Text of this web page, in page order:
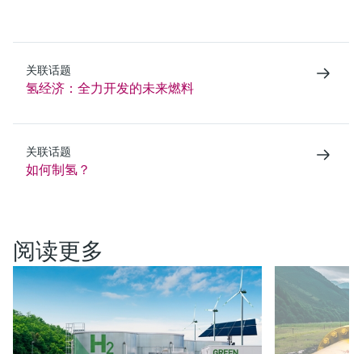
关联话题
氢经济：全力开发的未来燃料
关联话题
如何制氢？
阅读更多